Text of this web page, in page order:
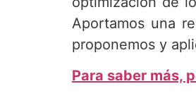
Aportamos una
proponemos y
Para saber más,